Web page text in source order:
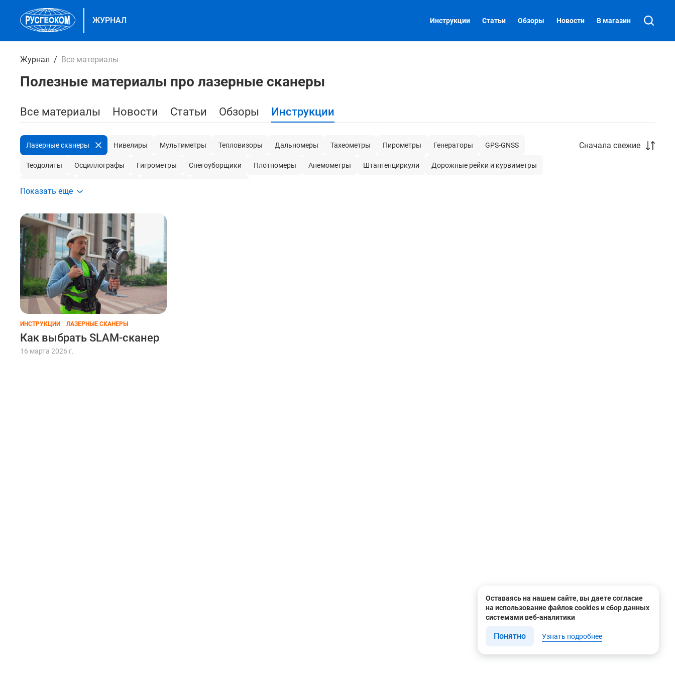
ЖУРНАЛ Инструкции Статьи Обзоры Новости В магазин
Журнал Все материалы
Полезные материалы про лазерные сканеры
Все материалы Новости Статьи Обзоры Инструкции
Лазерные сканеры Нивелиры Мультиметры Тепловизоры Дальномеры Тахеометры Пирометры Генераторы GPS-GNSS
Теодолиты Осциллографы Гигрометры Снегоуборщики Плотномеры Анемометры Штангенциркули Дорожные рейки и курвиметры
Показать еще
Сначала свежие
ИНСТРУКЦИИ ЛАЗЕРНЫЕ СКАНЕРЫ
Как выбрать SLAM-сканер
16 марта 2026 г.
Оставаясь на нашем сайте, вы даете согласие
на использование файлов cookies и сбор данных
системами веб-аналитики
Понятно Узнать подробнее